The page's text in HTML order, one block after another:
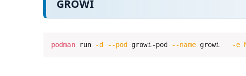
GROWI
podman run -d --pod growi-pod --name growi -e